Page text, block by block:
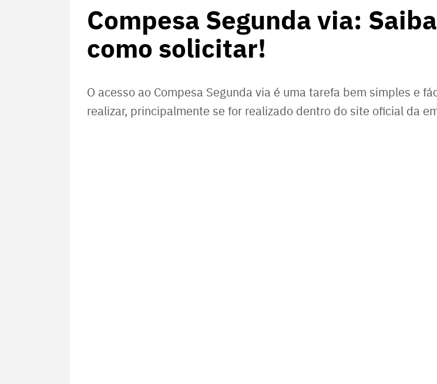
Compesa Segunda via: Saiba
como solicitar!
O acesso ao Compesa Segunda via é uma tarefa bem simples e
realizar, principalmente se for realizado dentro do site oficial da